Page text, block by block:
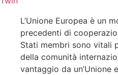
L’Unione Europea è un
precedenti di
Stati membri sono vitali
della comunità
vantaggio da un’Unione